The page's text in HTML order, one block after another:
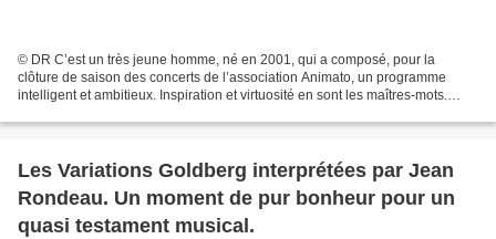
© DR C’est un très jeune homme, né en 2001, qui a composé, pour la
clôture de saison des concerts de l’association Animato, un programme
intelligent et ambitieux. Inspiration et virtuosité en sont les maîtres-mots.
Les Variations Goldberg interprétées par Jean
Rondeau. Un moment de pur bonheur pour un
quasi testament musical.